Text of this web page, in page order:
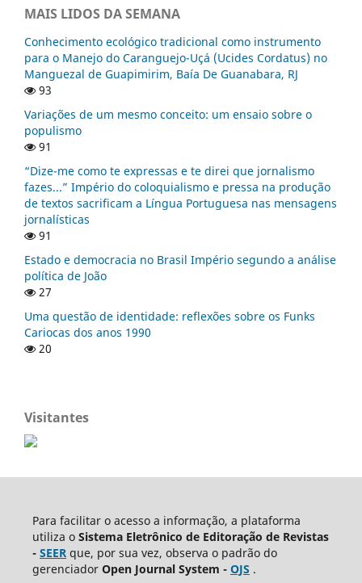
MAIS LIDOS DA SEMANA
Conhecimento ecológico tradicional como instrumento
para o Manejo do Caranguejo-Uçá (Ucides Cordatus) no
Manguezal de Guapimirim, Baía De Guanabara, RJ
93
Variações de um mesmo conceito: um ensaio sobre o
populismo
91
“Dize-me como te expressas e te direi que jornalismo
fazes...” Império do coloquialismo e pressa na produção
de textos sacrificam a Língua Portuguesa nas mensagens
jornalísticas
91
Estado e democracia no Brasil Império segundo a análise
política de João
27
Uma questão de identidade: reflexões sobre os Funks
Cariocas dos anos 1990
20
Visitantes
Para facilitar o acesso a informação, a plataforma
utiliza o Sistema Eletrônico de Editoração de Revistas
- SEERque, por sua vez, observa o padrão do
gerenciador Open Journal System - OJS .